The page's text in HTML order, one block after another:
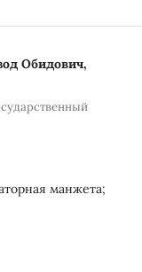
Обидович,
манжета;